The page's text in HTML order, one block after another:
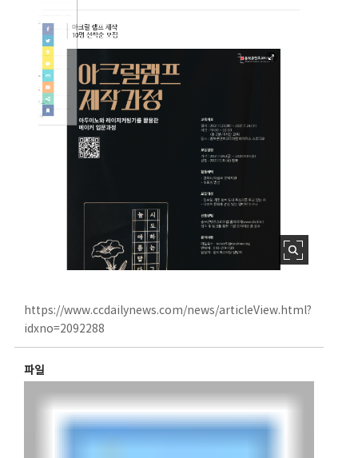
https://www.ccdailynews.com/news/articleView.html?
idxno=2092288
파일